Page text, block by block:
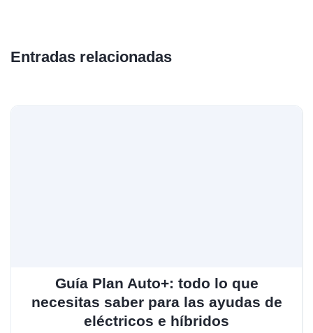
Entradas relacionadas
Guía Plan Auto+: todo lo que
necesitas saber para las ayudas de
eléctricos e híbridos